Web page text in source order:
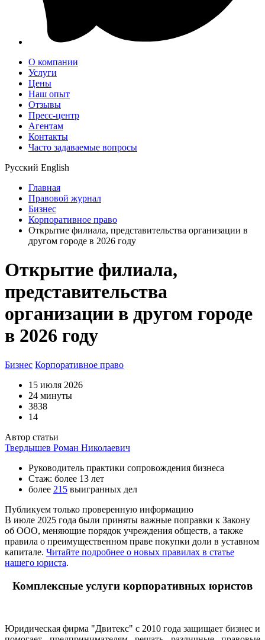
О компании
Услуги
Цены
Наш опыт
Отзывы
Пресс-центр
Агентам
Контакты
Часто задаваемые вопросы
Русский English
Главная
Правовой журнал
Бизнес
Корпоративное право
Открытие филиала, представительства организации в
другом городе в 2026 году
Открытие филиала,
представительства
организации в другом городе
в 2026 году
Бизнес Корпоративное право
15 июля 2026
24 минуты
3838
14
Автор статьи
Твердышев Роман Николаевич
Руководитель практики сопровождения бизнеса
Стаж: более 13 лет
более 215 выигранных дел
Публикуем только проверенную информацию
В июле 2025 года были приняты важные поправки к Закону
об ООО, меняющие порядок учреждения обществ, а также
правила о преимущественном праве покупки доли в уставном
капитале. Читайте подробнее о новых правилах в статье
нашего юриста.
Комплексные услуги корпоративных юристов
Юридическая фирма "Двитекс" с 2010 года защищает бизнес и